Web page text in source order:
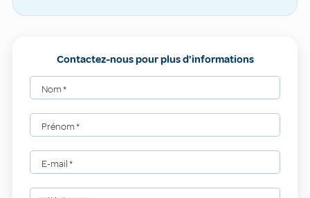
Contactez-nous pour plus d'informations
Nom*
Prénom*
E-mail*